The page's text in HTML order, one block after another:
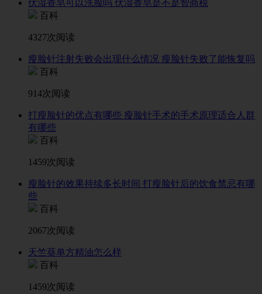
伏湿香皂可以洗脸吗 伏湿香皂是不是智商税
百科
4327次阅读
瘦脸针注射失败会出现什么情况 瘦脸针失败了能恢复吗
百科
914次阅读
打瘦脸针的优点有哪些 瘦脸针手术的手术原理适合人群
有哪些
百科
1459次阅读
瘦脸针的效果持续多长时间 打瘦脸针后的饮食禁忌有哪
些
百科
2067次阅读
天竺葵单方精油怎么样
百科
1459次阅读